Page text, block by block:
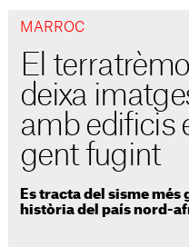
MARROC
El
deixa
amb edificis
gent fugint
Es tracta del sisme
història del país nord-